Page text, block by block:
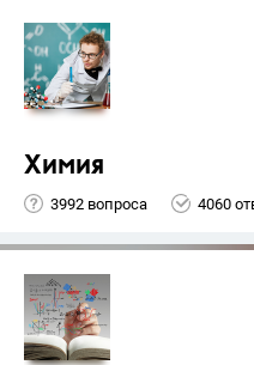
Химия
3992 вопроса 4060